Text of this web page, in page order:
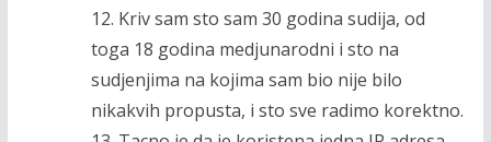
12. Kriv sam sto sam 30 godina sudija, od
toga 18 godina medjunarodni i sto na
sudjenjima na kojima sam bio nije bilo
nikakvih propusta, i sto sve radimo korektno.